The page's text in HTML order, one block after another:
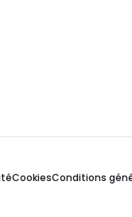
CookiesConditions